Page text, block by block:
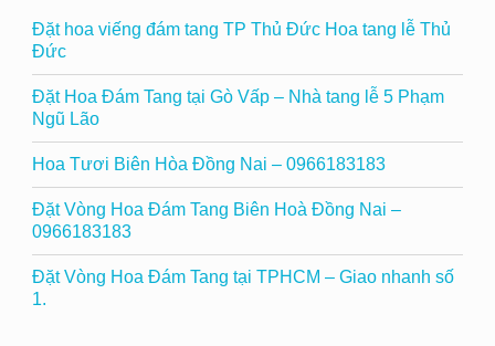
Đặt hoa viếng đám tang TP Thủ Đức Hoa tang lễ Thủ
Đức
Đặt Hoa Đám Tang tại Gò Vấp – Nhà tang lễ 5 Phạm
Ngũ Lão
Hoa Tươi Biên Hòa Đồng Nai – 0966183183
Đặt Vòng Hoa Đám Tang Biên Hoà Đồng Nai –
0966183183
Đặt Vòng Hoa Đám Tang tại TPHCM – Giao nhanh số
1.